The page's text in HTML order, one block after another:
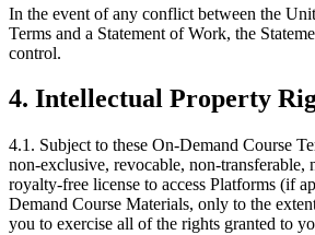
In the event of any conflict between the
Terms and a Statement of Work, the
control.
4. Intellectual Property
4.1. Subject to these On-Demand Course
non-exclusive, revocable, non-transferable,
royalty-free license to access Platforms (if
Demand Course Materials, only to the
you to exercise all of the rights granted to